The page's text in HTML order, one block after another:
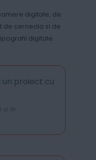
digitale, de
de cerneala si de
digitale.
un proiect cu
si te